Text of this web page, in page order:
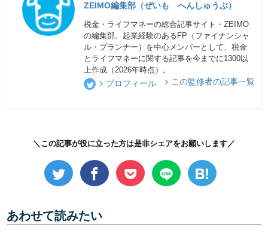
ZEIMO編集部（ぜいも へんしゅうぶ）
税金・ライフマネーの総合記事サイト・ZEIMO
の編集部。起業経験のあるFP（ファイナンシャ
ル・プランナー）を中心メンバーとして、税金
とライフマネーに関する記事を今までに1300以
上作成（2026年時点）。
プロフィール この監修者の記事一覧
＼この記事が役に立った方は是非シェアをお願いします／
あわせて読みたい